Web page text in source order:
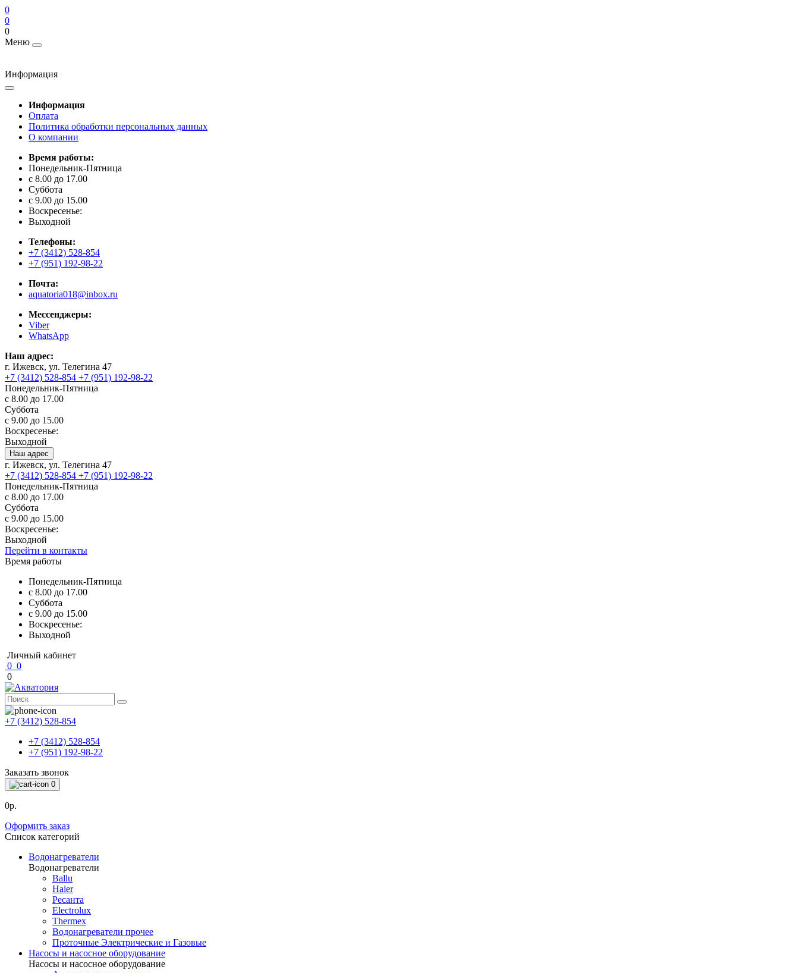
0
0
0
Меню
Информация
Информация
Оплата
Политика обработки персональных данных
О компании
Время работы:
Понедельник-Пятница
с 8.00 до 17.00
Суббота
с 9.00 до 15.00
Воскресенье:
Выходной
Телефоны:
+7 (3412) 528-854
+7 (951) 192-98-22
Почта:
aquatoria018@inbox.ru
Мессенджеры:
Viber
WhatsApp
Наш адрес:
г. Ижевск, ул. Телегина 47
+7 (3412) 528-854 +7 (951) 192-98-22
Понедельник-Пятница
с 8.00 до 17.00
Суббота
с 9.00 до 15.00
Воскресенье:
Выходной
Наш адрес
г. Ижевск, ул. Телегина 47
+7 (3412) 528-854 +7 (951) 192-98-22
Понедельник-Пятница
с 8.00 до 17.00
Суббота
с 9.00 до 15.00
Воскресенье:
Выходной
Перейти в контакты
Время работы
Понедельник-Пятница
с 8.00 до 17.00
Суббота
с 9.00 до 15.00
Воскресенье:
Выходной
Личный кабинет
0 0
0
+7 (3412) 528-854
+7 (3412) 528-854
+7 (951) 192-98-22
Заказать звонок
0
0р.
Оформить заказ
Список категорий
Водонагреватели
Водонагреватели
Ballu
Haier
Ресанта
Electrolux
Thermex
Водонагреватели прочее
Проточные Электрические и Газовые
Насосы и насосное оборудование
Насосы и насосное оборудование